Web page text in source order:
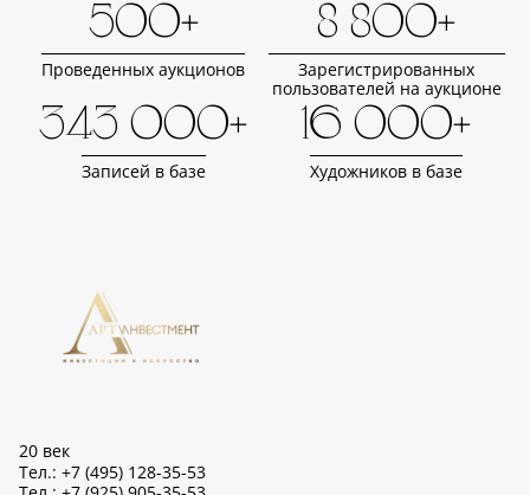
500+
Проведенных аукционов
8 800+
Зарегистрированных
пользователей на аукционе
343 000+
Записей в базе
16 000+
Художников в базе
20 век
Тел.: +7 (495) 128-35-53